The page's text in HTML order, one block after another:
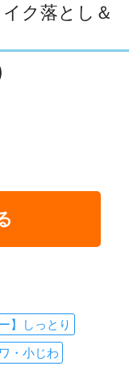
ク落とし＆
】しっとり
・小じわ